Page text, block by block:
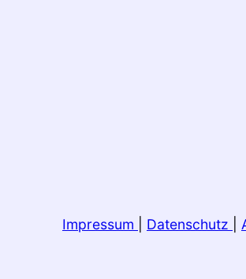
Impressum Datenschutz